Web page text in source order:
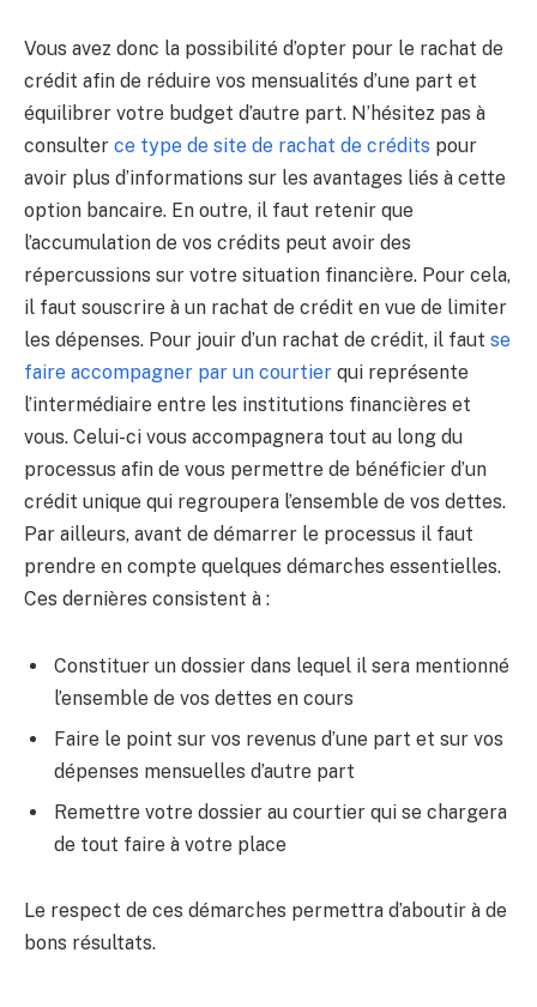
Vous avez donc la possibilité d’opter pour le rachat de
crédit afin de réduire vos mensualités d’une part et
équilibrer votre budget d’autre part. N’hésitez pas à
consulter ce type de site de rachat de crédits pour
avoir plus d’informations sur les avantages liés à cette
option bancaire. En outre, il faut retenir que
l’accumulation de vos crédits peut avoir des
répercussions sur votre situation financière. Pour cela,
il faut souscrire à un rachat de crédit en vue de limiter
les dépenses. Pour jouir d’un rachat de crédit, il faut se
faire accompagner par un courtier qui représente
l’intermédiaire entre les institutions financières et
vous. Celui-ci vous accompagnera tout au long du
processus afin de vous permettre de bénéficier d’un
crédit unique qui regroupera l’ensemble de vos dettes.
Par ailleurs, avant de démarrer le processus il faut
prendre en compte quelques démarches essentielles.
Ces dernières consistent à :
Constituer un dossier dans lequel il sera mentionné
l’ensemble de vos dettes en cours
Faire le point sur vos revenus d’une part et sur vos
dépenses mensuelles d’autre part
Remettre votre dossier au courtier qui se chargera
de tout faire à votre place
Le respect de ces démarches permettra d’aboutir à de
bons résultats.